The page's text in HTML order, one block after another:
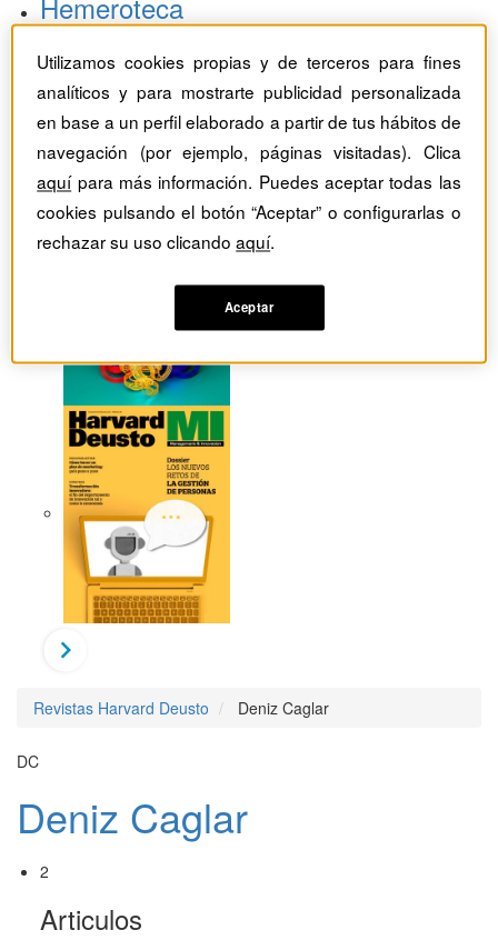
Monográficos
Dossieres
Revistas del mes
Revistas Harvard Deusto Deniz Caglar
DC
Deniz Caglar
2
Articulos
Utilizamos cookies propias y de terceros para fines
analíticos y para mostrarte publicidad personalizada
en base a un perfil elaborado a partir de tus hábitos de
navegación (por ejemplo, páginas visitadas). Clica
aquípara más información. Puedes aceptar todas las
cookies pulsando el botón “Aceptar” o configurarlas o
rechazar su uso clicandoaquí.
Aceptar